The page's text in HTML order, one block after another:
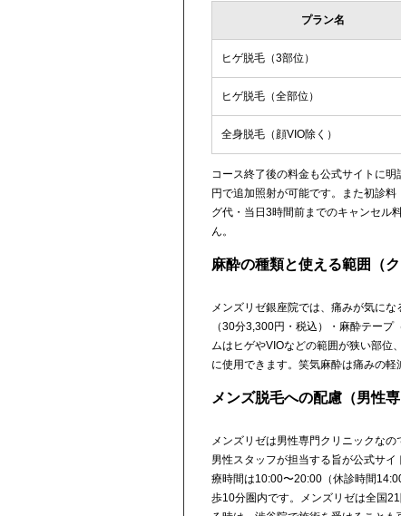
プラン名
ヒゲ脱毛（3部位）
ヒゲ脱毛（全部位）
全身脱毛（顔VIO除く）
コース終了後の料金も公式サイトに
円で追加照射が可能です。また初診
グ代・当日3時間前までのキャンセル
ん。
麻酔の種類と使える範囲（
メンズリゼ銀座院では、痛みが気に
（30分3,300円・税込）・麻酔テー
ムはヒゲやVIOなどの範囲が狭い部位
に使用できます。笑気麻酔は痛みの軽
メンズ脱毛への配慮（男性
メンズリゼは男性専門クリニックな
男性スタッフが担当する旨が公式サ
療時間は10:00〜20:00（休診時間
歩10分圏内です。メンズリゼは全国